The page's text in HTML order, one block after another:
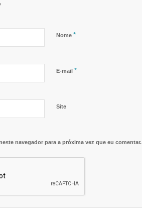
Nome *
E-mail *
Site
navegador para a próxima vez que eu comentar.